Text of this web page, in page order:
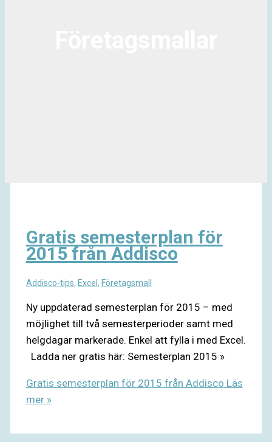
Gratis semesterplan för
2015 från Addisco
Addisco-tips, Excel , Företagsmall
Ny uppdaterad semesterplan för 2015 – med
möjlighet till två semesterperioder samt med
helgdagar markerade. Enkel att fylla i med Excel.
Ladda ner gratis här: Semesterplan 2015 »
Gratis semesterplan för 2015 från Addisco Läs
mer »